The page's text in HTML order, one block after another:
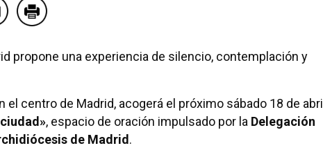
propone una experiencia de silencio, contemplación y
el centro de Madrid, acogerá el próximo sábado 18 de abril
, espacio de oración impulsado por la Delegación
de Madrid.